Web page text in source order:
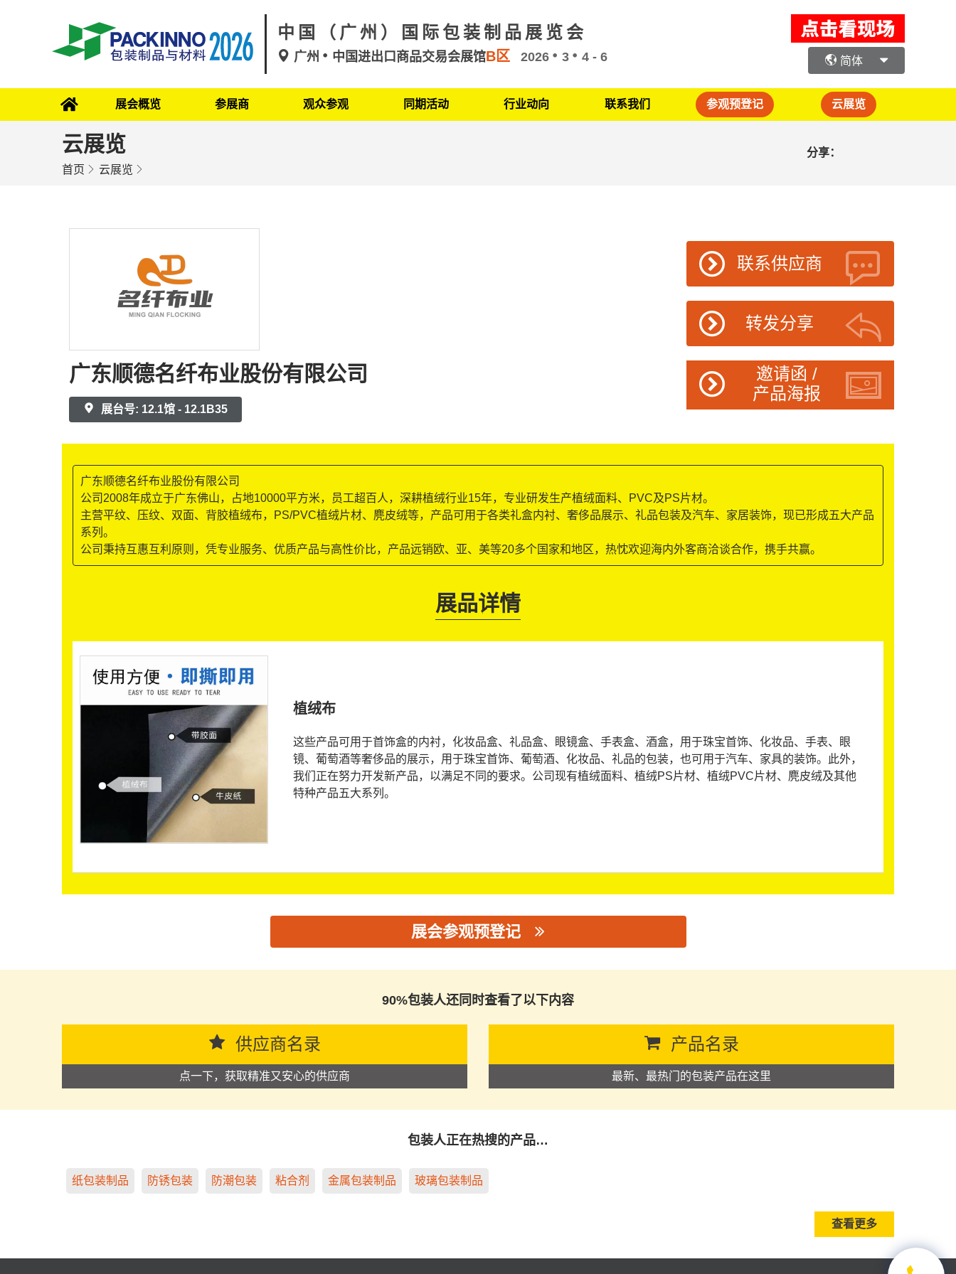
中国（广州）国际包装制品展览会
广州 中国进出口商品交易会展馆B区 2026 3 4 - 6 简体
展会概览 参展商 观众参观 同期活动 行业动向 联系我们 参观预登记 云展览
云展览
首页 云展览
分享：
广东顺德名纤布业股份有限公司
展台号: 12.1馆 - 12.1B35
联系供应商
转发分享
邀请函 /
产品海报
广东顺德名纤布业股份有限公司
公司2008年成立于广东佛山，占地10000平方米，员工超百人，深耕植绒行业15年，专业研发生产植绒面料、PVC及PS片材。
主营平纹、压纹、双面、背胶植绒布，PS/PVC植绒片材、麂皮绒等，产品可用于各类礼盒内衬、奢侈品展示、礼品包装及汽车、家居装饰，现已形成五大产品
系列。
公司秉持互惠互利原则，凭专业服务、优质产品与高性价比，产品远销欧、亚、美等20多个国家和地区，热忱欢迎海内外客商洽谈合作，携手共赢。
展品详情
植绒布
这些产品可用于首饰盒的内衬，化妆品盒、礼品盒、眼镜盒、手表盒、酒盒，用于珠宝首饰、化妆品、手表、眼
镜、葡萄酒等奢侈品的展示，用于珠宝首饰、葡萄酒、化妆品、礼品的包装，也可用于汽车、家具的装饰。此外，
我们正在努力开发新产品，以满足不同的要求。公司现有植绒面料、植绒PS片材、植绒PVC片材、麂皮绒及其他
特种产品五大系列。
展会参观预登记
90%包装人还同时查看了以下内容
供应商名录
点一下，获取精准又安心的供应商
产品名录
最新、最热门的包装产品在这里
包装人正在热搜的产品…
纸包装制品 防锈包装 防潮包装 粘合剂 金属包装制品 玻璃包装制品
查看更多